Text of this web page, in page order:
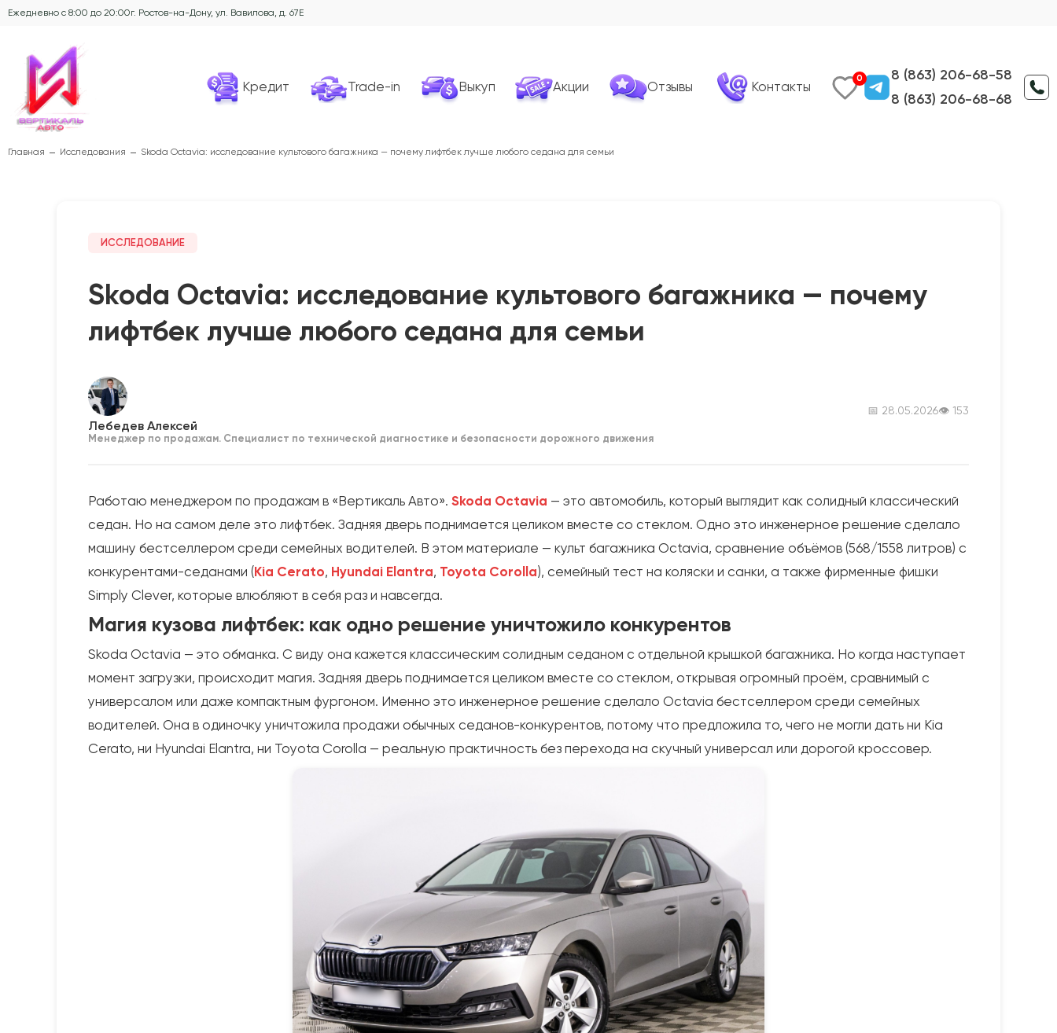
Ежедневно с 8:00 до 20:00г. Ростов-на-Дону, ул. Вавилова, д. 67Е
Кредит Trade-in Выкуп Акции Отзывы Контакты
0
8 (863) 206-68-58
8 (863) 206-68-68
Главная Исследования Skoda Octavia: исследование культового багажника — почему лифтбек лучше любого седана для семьи
ИССЛЕДОВАНИЕ
Skoda Octavia: исследование культового багажника — почему
лифтбек лучше любого седана для семьи
Лебедев Алексей
Менеджер по продажам. Специалист по технической диагностике и безопасности дорожного движения
📅 28.05.2026👁 153
Работаю менеджером по продажам в «Вертикаль Авто». Skoda Octavia — это автомобиль, который выглядит как солидный классический
седан. Но на самом деле это лифтбек. Задняя дверь поднимается целиком вместе со стеклом. Одно это инженерное решение сделало
машину бестселлером среди семейных водителей. В этом материале — культ багажника Octavia, сравнение объёмов (568/1558 литров) с
конкурентами-седанами (Kia Cerato, Hyundai Elantra, Toyota Corolla), семейный тест на коляски и санки, а также фирменные фишки
Simply Clever, которые влюбляют в себя раз и навсегда.
Магия кузова лифтбек: как одно решение уничтожило конкурентов
Skoda Octavia — это обманка. С виду она кажется классическим солидным седаном с отдельной крышкой багажника. Но когда наступает
момент загрузки, происходит магия. Задняя дверь поднимается целиком вместе со стеклом, открывая огромный проём, сравнимый с
универсалом или даже компактным фургоном. Именно это инженерное решение сделало Octavia бестселлером среди семейных
водителей. Она в одиночку уничтожила продажи обычных седанов-конкурентов, потому что предложила то, чего не могли дать ни Kia
Cerato, ни Hyundai Elantra, ни Toyota Corolla — реальную практичность без перехода на скучный универсал или дорогой кроссовер.